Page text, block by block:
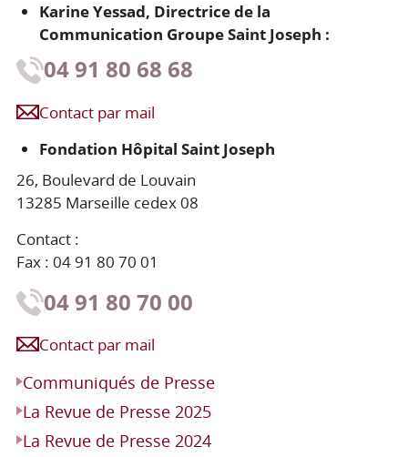
Karine Yessad, Directrice de la
Communication Groupe Saint Joseph :
04 91 80 68 68
Contact par mail
Fondation Hôpital Saint Joseph
26, Boulevard de Louvain
13285 Marseille cedex 08
Contact :
Fax : 04 91 80 70 01
04 91 80 70 00
Contact par mail
Communiqués de Presse
La Revue de Presse 2025
La Revue de Presse 2024